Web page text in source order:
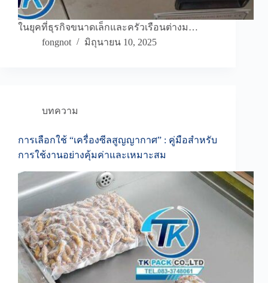
ในยุคที่ธุรกิจขนาดเล็กและครัวเรือนต่างม…
fongnot
มิถุนายน 10, 2025
บทความ
การเลือกใช้ “เครื่องซีลสูญญากาศ” : คู่มือสำหรับ
การใช้งานอย่างคุ้มค่าและเหมาะสม